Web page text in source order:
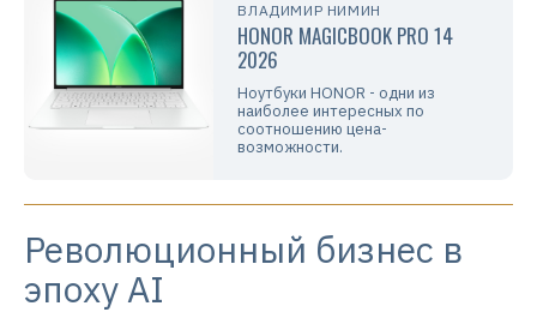
ВЛАДИМИР НИМИН
HONOR MAGICBOOK PRO 14
2026
Ноутбуки HONOR - одни из
наиболее интересных по
соотношению цена-
возможности.
Революционный бизнес в
эпоху AI